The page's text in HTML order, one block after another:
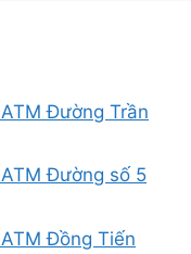
Đường Trần
Đường số 5
Đồng Tiến